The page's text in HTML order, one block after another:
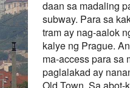
daan sa madaling
subway. Para sa
tram ay nag-aalok
kalye ng Prague.
ma-access para sa
paglalakad ay